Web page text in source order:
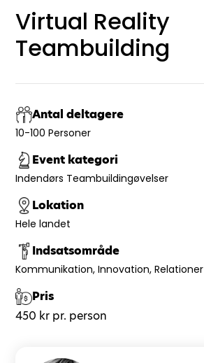
Virtual Reality
Teambuilding
Antal deltagere
10-100 Personer
Event kategori
Indendørs Teambuildingøvelser
Lokation
Hele landet
Indsatsområde
Kommunikation Innovation Relationer
Pris
450 kr pr. person